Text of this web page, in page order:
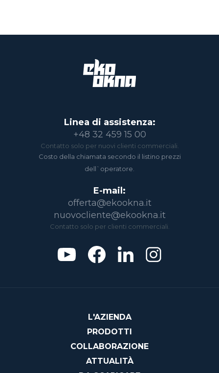
Linea di assistenza:
+48 32 459 15 00
Contatto solo per nuovi clienti commerciali.
Costo della chiamata secondo il listino prezzi
dell`operatore.
E-mail:
offerta@ekookna.it
nuovocliente@ekookna.it
Contatto solo per clienti commerciali.
L'AZIENDA
PRODOTTI
COLLABORAZIONE
ATTUALITÀ